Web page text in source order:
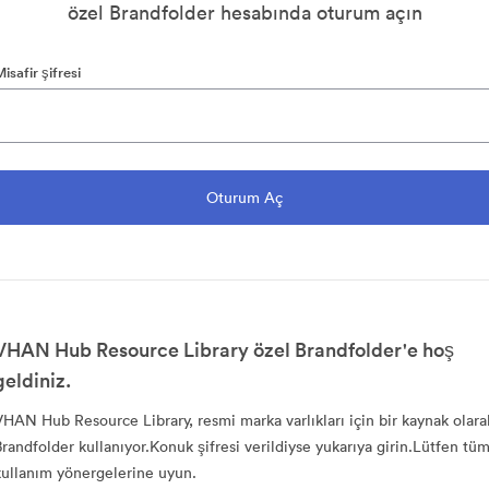
özel Brandfolder hesabında oturum açın
şifresi
Hub Resource Library özel Brandfolder'e hoş
Hub Resource Library, resmi marka varlıkları için bir kaynak
kullanıyor.Konuk şifresi verildiyse yukarıya girin.Lütfen tüm
yönergelerine uyun.